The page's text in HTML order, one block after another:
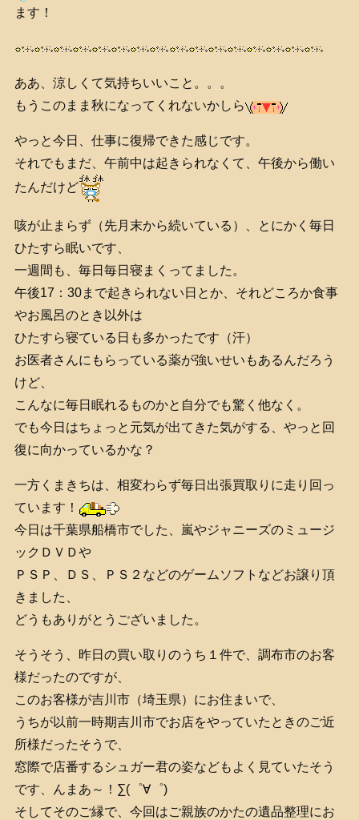
ます！
ああ、涼しくて気持ちいいこと。。。
もうこのまま秋になってくれないかしら
やっと今日、仕事に復帰できた感じです。
それでもまだ、午前中は起きられなくて、午後から働い
たんだけど
咳が止まらず（先月末から続いている）、とにかく毎日
ひたすら眠いです、
一週間も、毎日毎日寝まくってました。
午後17：30まで起きられない日とか、それどころか食事
やお風呂のとき以外は
ひたすら寝ている日も多かったです（汗）
お医者さんにもらっている薬が強いせいもあるんだろう
けど、
こんなに毎日眠れるものかと自分でも驚く他なく。
でも今日はちょっと元気が出てきた気がする、やっと回
復に向かっているかな？
一方くまきちは、相変わらず毎日出張買取りに走り回っ
ています！
今日は千葉県船橋市でした、嵐やジャニーズのミュージ
ックＤＶＤや
ＰＳＰ、ＤＳ、ＰＳ２などのゲームソフトなどお譲り頂
きました、
どうもありがとうございました。
そうそう、昨日の買い取りのうち１件で、調布市のお客
様だったのですが、
このお客様が吉川市（埼玉県）にお住まいで、
うちが以前一時期吉川市でお店をやっていたときのご近
所様だったそうで、
窓際で店番するシュガー君の姿などもよく見ていたそう
です、んまあ～！∑(゜∀゜)
そしてそのご縁で、今回はご親族のかたの遺品整理にお